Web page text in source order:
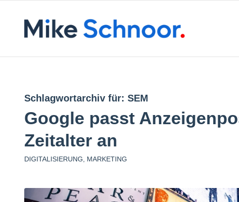
Schlagwortarchiv für: SEM
Google passt
Zeitalter an
DIGITALISIERUNG MARKETING